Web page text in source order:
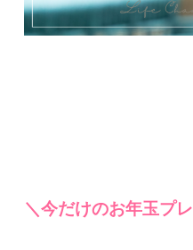
＼今だけのお年玉プレ